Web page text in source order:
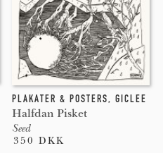
PLAKATER & POSTERS, GICLEE
Halfdan Pisket
Seed
350 DKK